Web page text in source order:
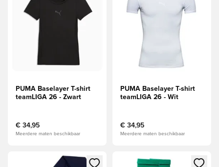
PUMA Baselayer T-shirt
teamLIGA 26 - Zwart
€ 34,95
Meerdere maten beschikbaar
PUMA Baselayer T-shirt
teamLIGA 26 - Wit
€ 34,95
Meerdere maten beschikbaar
Opent een venster om in te loggen of je aan te melden als
Opent een venster om in te